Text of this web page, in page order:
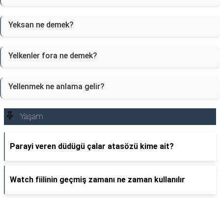
Yeksan ne demek?
Yelkenler fora ne demek?
Yellenmek ne anlama gelir?
Yaşam
Parayi veren düdügü çalar atasözü kime ait?
Watch fiilinin geçmiş zamanı ne zaman kullanılır